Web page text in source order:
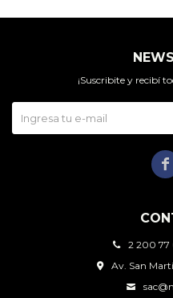
2 200 77
Av. San
¡Suscribite y recibí
